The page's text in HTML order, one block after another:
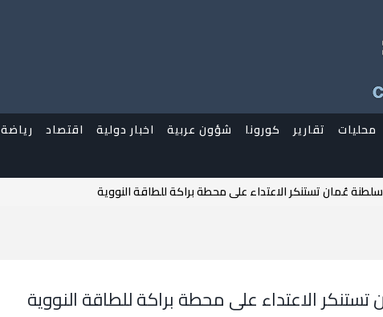
محليات تقارير كورونا شؤون عربية اخبار دولية اقتصاد رياضة
سلطنة عُمان تستنكر الاعتداء على محطة براكة للطاقة النووية
الاعتداء على محطة براكة للطاقة النووية